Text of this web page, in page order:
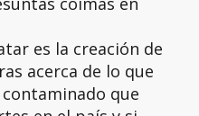
es la creación de
acerca de lo que
que